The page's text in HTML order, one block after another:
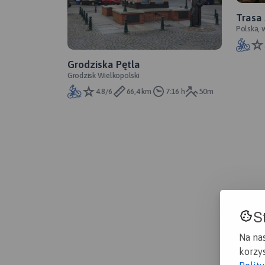
Na
Grodziska Pętla
Grodzisk Wielkopolski
4.8/6
66,4 km 7:16 h 50m
Trasa
Polska,